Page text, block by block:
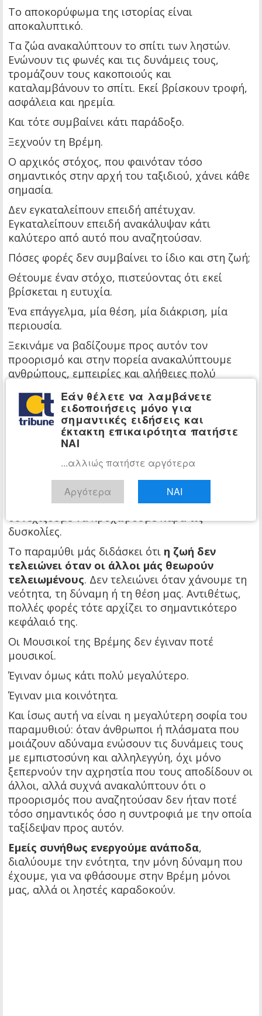
Το αποκορύφωμα της ιστορίας είναι
αποκαλυπτικό.
Τα ζώα ανακαλύπτουν το σπίτι των ληστών.
Ενώνουν τις φωνές και τις δυνάμεις τους,
τρομάζουν τους κακοποιούς και
καταλαμβάνουν το σπίτι. Εκεί βρίσκουν τροφή,
ασφάλεια και ηρεμία.
Και τότε συμβαίνει κάτι παράδοξο.
Ξεχνούν τη Βρέμη.
Ο αρχικός στόχος, που φαινόταν τόσο
σημαντικός στην αρχή του ταξιδιού, χάνει κάθε
σημασία.
Δεν εγκαταλείπουν επειδή απέτυχαν.
Εγκαταλείπουν επειδή ανακάλυψαν κάτι
καλύτερο από αυτό που αναζητούσαν.
Πόσες φορές δεν συμβαίνει το ίδιο και στη ζωή;
Θέτουμε έναν στόχο, πιστεύοντας ότι εκεί
βρίσκεται η ευτυχία.
Ένα επάγγελμα, μία θέση, μία διάκριση, μία
περιουσία.
Ξεκινάμε να βαδίζουμε προς αυτόν τον
προορισμό και στην πορεία ανακαλύπτουμε
ανθρώπους, εμπειρίες και αλήθειες πολύ
Τότε αντιλαμβανόμαστε ότιη πραγματική αξία
δεν βρισκόταν στον προορισμό αλλά στο
Αντιπροσωπεύει τις προσδοκίες μας.
Το σπίτι των ληστών αντιπροσωπεύει την
απρόσμενη ευκαιρία που εμφανίζεται όταν
συνεχίζουμε να προχωρούμε παρά τις
δυσκολίες.
Το παραμύθι μάς διδάσκει ότι η ζωή δεν
τελειώνει όταν οι άλλοι μάς θεωρούν
τελειωμένους. Δεν τελειώνει όταν χάνουμε τη
νεότητα, τη δύναμη ή τη θέση μας. Αντιθέτως,
πολλές φορές τότε αρχίζει το σημαντικότερο
κεφάλαιό της.
Οι Μουσικοί της Βρέμης δεν έγιναν ποτέ
μουσικοί.
Έγιναν όμως κάτι πολύ μεγαλύτερο.
Έγιναν μια κοινότητα.
Και ίσως αυτή να είναι η μεγαλύτερη σοφία του
παραμυθιού: όταν άνθρωποι ή πλάσματα που
μοιάζουν αδύναμα ενώσουν τις δυνάμεις τους
με εμπιστοσύνη και αλληλεγγύη, όχι μόνο
ξεπερνούν την αχρηστία που τους αποδίδουν οι
άλλοι, αλλά συχνά ανακαλύπτουν ότι ο
προορισμός που αναζητούσαν δεν ήταν ποτέ
τόσο σημαντικός όσο η συντροφιά με την οποία
ταξίδεψαν προς αυτόν.
Εμείς συνήθως ενεργούμε ανάποδα,
διαλύουμε την ενότητα, την μόνη δύναμη που
έχουμε, για να φθάσουμε στην Βρέμη μόνοι
μας, αλλά οι ληστές καραδοκούν.
Εάν θέλετε να λαμβάνετε
ειδοποιήσεις μόνο για
σημαντικές ειδήσεις και
έκτακτη επικαιρότητα πατήστε
ΝΑΙ
...αλλιώς πατήστε αργότερα
Αργότερα ΝΑΙ